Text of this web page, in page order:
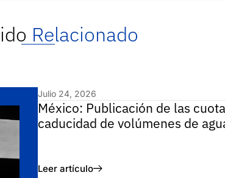
Relacionado
Julio 24, 2026
México: Publicación de las
caducidad de volúmenes de
Leer artículo